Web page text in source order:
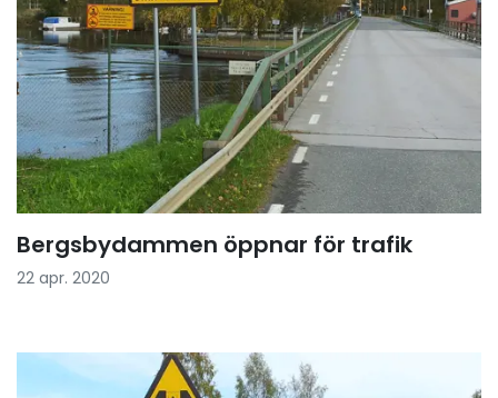
Bergsbydammen öppnar för trafik
22 apr. 2020